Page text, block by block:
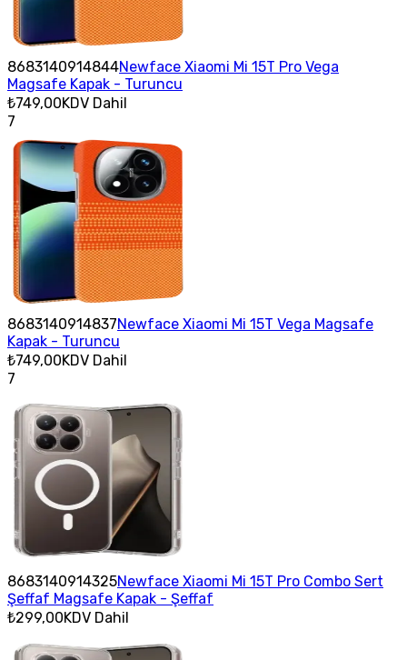
8683140914844Newface Xiaomi Mi 15T Pro Vega
Magsafe Kapak - Turuncu
₺749,00KDV Dahil
7
8683140914837Newface Xiaomi Mi 15T Vega Magsafe
Kapak - Turuncu
₺749,00KDV Dahil
7
8683140914325Newface Xiaomi Mi 15T Pro Combo Sert
Şeffaf Magsafe Kapak - Şeffaf
₺299,00KDV Dahil